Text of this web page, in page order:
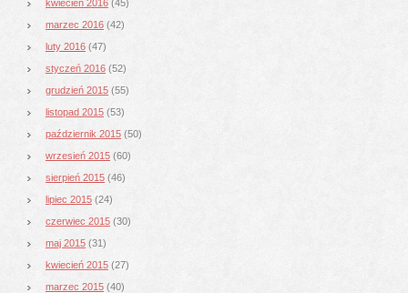
kwiecień 2016 (45)
marzec 2016 (42)
luty 2016 (47)
styczeń 2016 (52)
grudzień 2015 (55)
listopad 2015 (53)
październik 2015 (50)
wrzesień 2015 (60)
sierpień 2015 (46)
lipiec 2015 (24)
czerwiec 2015 (30)
maj 2015 (31)
kwiecień 2015 (27)
marzec 2015 (40)